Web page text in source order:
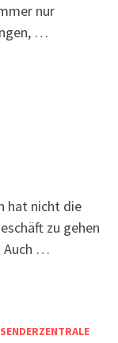
nur
…
hat nicht die
zu gehen
Auch …